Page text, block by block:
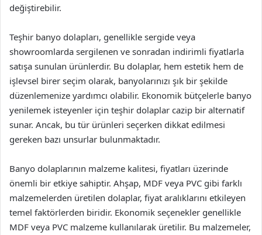
değiştirebilir.
Teşhir banyo dolapları, genellikle sergide veya
showroomlarda sergilenen ve sonradan indirimli fiyatlarla
satışa sunulan ürünlerdir. Bu dolaplar, hem estetik hem de
işlevsel birer seçim olarak, banyolarınızı şık bir şekilde
düzenlemenize yardımcı olabilir. Ekonomik bütçelerle banyo
yenilemek isteyenler için teşhir dolaplar cazip bir alternatif
sunar. Ancak, bu tür ürünleri seçerken dikkat edilmesi
gereken bazı unsurlar bulunmaktadır.
Banyo dolaplarının malzeme kalitesi, fiyatları üzerinde
önemli bir etkiye sahiptir. Ahşap, MDF veya PVC gibi farklı
malzemelerden üretilen dolaplar, fiyat aralıklarını etkileyen
temel faktörlerden biridir. Ekonomik seçenekler genellikle
MDF veya PVC malzeme kullanılarak üretilir. Bu malzemeler,